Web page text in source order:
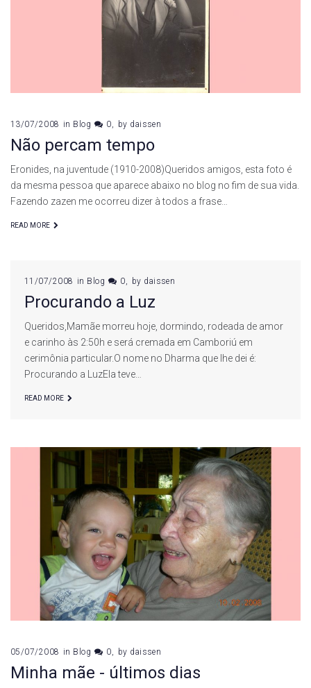
13/07/2008 in Blog 0 by daissen
Não percam tempo
Eronides, na juventude (1910-2008)Queridos amigos, esta foto é
da mesma pessoa que aparece abaixo no blog no fim de sua vida.
Fazendo zazen me ocorreu dizer à todos a frase…
READ MORE
11/07/2008 in Blog 0 by daissen
Procurando a Luz
Queridos,Mamãe morreu hoje, dormindo, rodeada de amor
e carinho às 2:50h e será cremada em Camboriú em
cerimônia particular.O nome no Dharma que lhe dei é:
Procurando a LuzEla teve…
READ MORE
05/07/2008 in Blog 0 by daissen
Minha mãe - últimos dias